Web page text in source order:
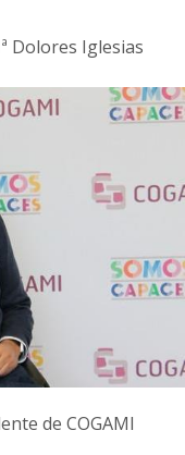
Dolores Iglesias
de COGAMI